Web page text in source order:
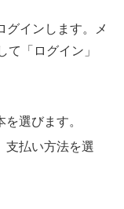
グインします。メ
て「ログイン」
選びます。
支払い方法を選